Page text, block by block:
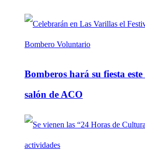
Bomberos hará su fiesta
salón de ACO